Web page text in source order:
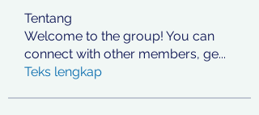
Tentang
Welcome to the group! You can
connect with other members, ge...
Teks lengkap